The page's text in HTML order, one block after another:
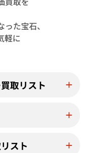
ド ピ
・
Pt･Pm900 サフ
59,000
2026年6月10日
た宝石、
軽に
取リスト
スト